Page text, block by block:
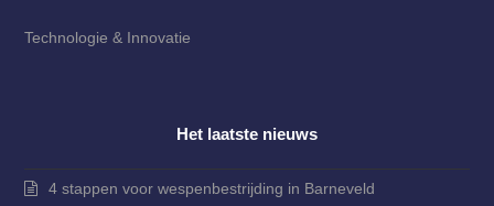
Technologie & Innovatie
Het laatste nieuws
4 stappen voor wespenbestrijding in Barneveld